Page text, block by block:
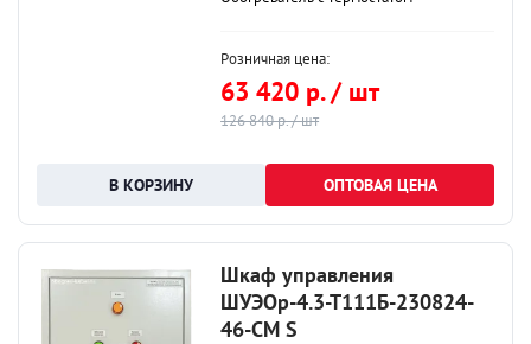
Розничная цена:
63 420 р. / шт
126 840 р. / шт
ОПТОВАЯ ЦЕНА
Шкаф управления
ШУЭОр-4.3-Т111Б-230824-
46-СМ S